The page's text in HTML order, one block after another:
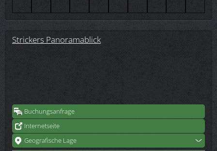
Strickers Panoramablick
Buchungsanfrage
Internetseite
Geografische Lage